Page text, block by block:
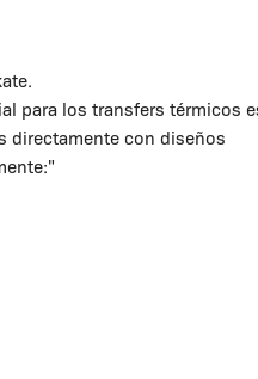
para los transfers térmicos
directamente con diseños